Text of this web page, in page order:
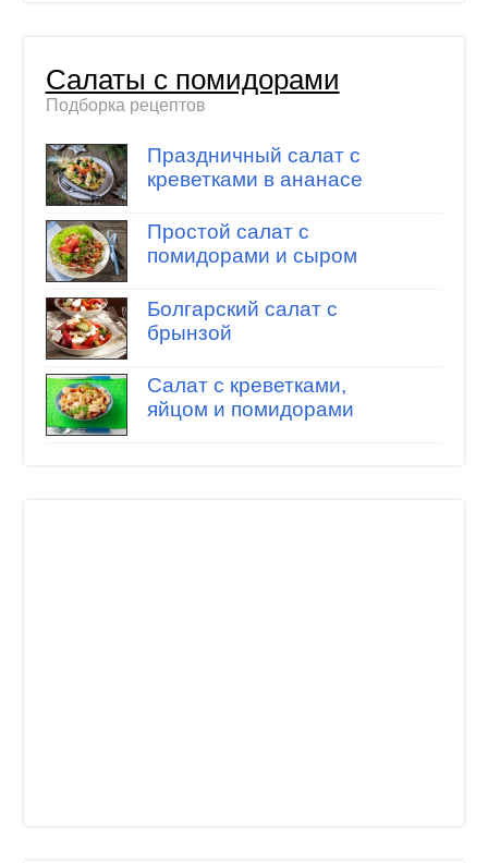
Салаты с помидорами
Подборка рецептов
Праздничный салат с
креветками в ананасе
Простой салат с
помидорами и сыром
Болгарский салат с
брынзой
Салат с креветками,
яйцом и помидорами